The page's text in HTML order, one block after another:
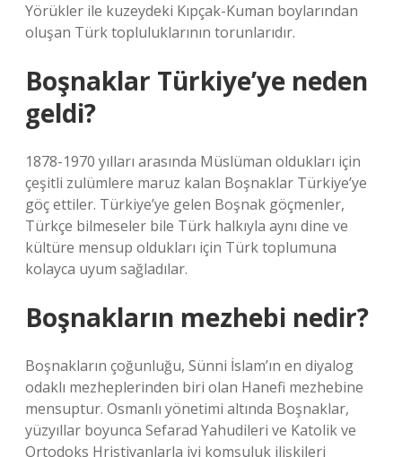
Yörükler ile kuzeydeki Kıpçak-Kuman boylarından
oluşan Türk topluluklarının torunlarıdır.
Boşnaklar Türkiye’ye neden
geldi?
1878-1970 yılları arasında Müslüman oldukları için
çeşitli zulümlere maruz kalan Boşnaklar Türkiye’ye
göç ettiler. Türkiye’ye gelen Boşnak göçmenler,
Türkçe bilmeseler bile Türk halkıyla aynı dine ve
kültüre mensup oldukları için Türk toplumuna
kolayca uyum sağladılar.
Boşnakların mezhebi nedir?
Boşnakların çoğunluğu, Sünni İslam’ın en diyalog
odaklı mezheplerinden biri olan Hanefi mezhebine
mensuptur. Osmanlı yönetimi altında Boşnaklar,
yüzyıllar boyunca Sefarad Yahudileri ve Katolik ve
Ortodoks Hristiyanlarla iyi komşuluk ilişkileri